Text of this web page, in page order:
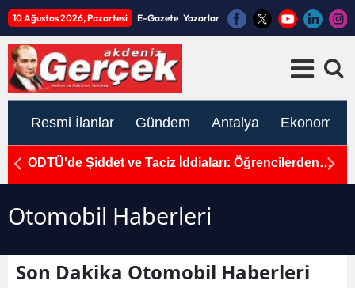
10 Ağustos 2026, Pazartesi E-Gazete Yazarlar
Resmi İlanlar Gündem Antalya Ekonomi
ODTÜ'de Şiddet ve Taciz İddiaları: Öğrencilerden
Otomobil Haberleri
Son Dakika Otomobil Haberleri